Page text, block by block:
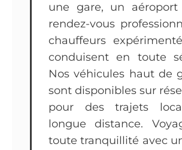
une gare, un
rendez-vous
chauffeurs
conduisent en toute
Nos véhicules haut de
sont disponibles sur
pour des trajets
longue distance.
toute tranquillité avec